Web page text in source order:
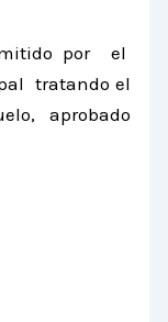
por el
tratando el
aprobado